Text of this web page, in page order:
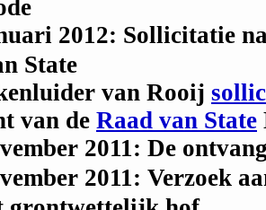
2012: Sollicitatie
State
van Rooij
van de Raad van State
2011: De
2011: Verzoek